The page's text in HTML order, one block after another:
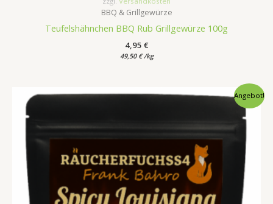
BBQ & Grillgewürze
Teufelshähnchen BBQ Rub Grillgewürze 100g
4,95 €
49,50 € /kg
Angebot!
Ursprünglicher
Aktueller